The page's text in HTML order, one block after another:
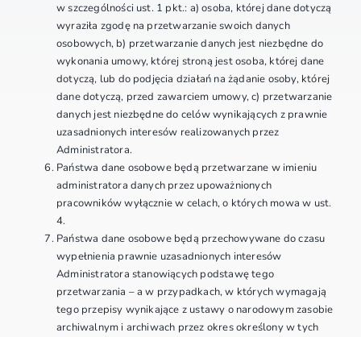
w szczególności ust. 1 pkt.: a) osoba, której dane dotyczą
wyraziła zgodę na przetwarzanie swoich danych
osobowych, b) przetwarzanie danych jest niezbędne do
wykonania umowy, której stroną jest osoba, której dane
dotyczą, lub do podjęcia działań na żądanie osoby, której
dane dotyczą, przed zawarciem umowy, c) przetwarzanie
danych jest niezbędne do celów wynikających z prawnie
uzasadnionych interesów realizowanych przez
Administratora.
Państwa dane osobowe będą przetwarzane w imieniu
administratora danych przez upoważnionych
pracowników wyłącznie w celach, o których mowa w ust.
4.
Państwa dane osobowe będą przechowywane do czasu
wypełnienia prawnie uzasadnionych interesów
Administratora stanowiących podstawę tego
przetwarzania – a w przypadkach, w których wymagają
tego przepisy wynikające z ustawy o narodowym zasobie
archiwalnym i archiwach przez okres określony w tych